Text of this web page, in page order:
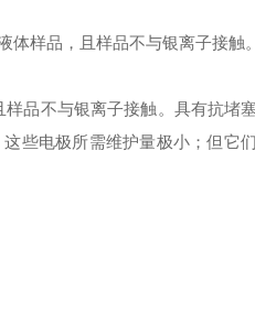
体样品，且样品不与银离子接触。
品不与银离子接触。具有抗堵
些电极所需维护量极小；但它